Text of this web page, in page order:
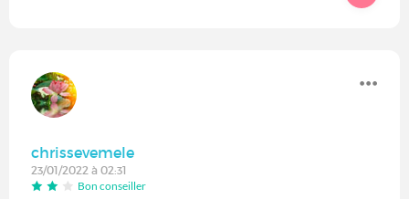
chrissevemele
23/01/2022 à 02:31
Bon conseiller